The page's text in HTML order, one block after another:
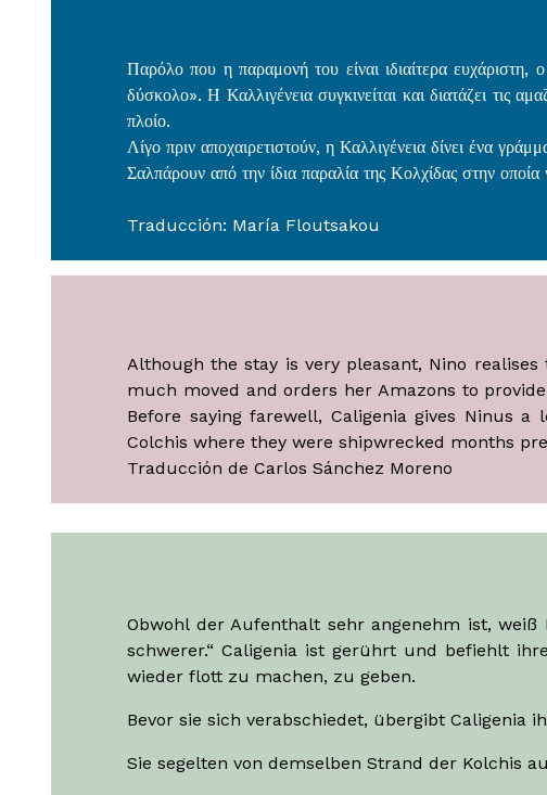
Παρόλο που η παραμονή του είναι ιδιαίτερα
δύσκολο». Η Καλλιγένεια συγκινείται και διατάζει τις
πλοίο.
Λίγο πριν αποχαιρετιστούν, η Καλλιγένεια δίνει ένα
Σαλπάρουν από την ίδια παραλία της Κολχίδας στην οποία
Traducción: María Floutsakou
Although the stay is very pleasant, Nino
much moved and orders her Amazons to
Before saying farewell, Caligenia gives Ninus
Colchis where they were shipwrecked months
Traducción de Carlos Sánchez Moreno
Obwohl der Aufenthalt sehr angenehm ist,
schwerer.“ Caligenia ist gerührt und befiehlt
wieder flott zu machen, zu geben.
Bevor sie sich verabschiedet, übergibt Caligenia
Sie segelten von demselben Strand der Kolchis